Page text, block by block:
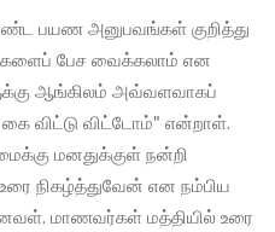
பயண அனுபவங்கள் குறித்து
பேச வைக்கலாம் என
ஆங்கிலம் அவ்வளவாகப்
கை விட்டு விட்டோம்" என்றாள்.
மனதுக்குள் நன்றி
நிகழ்த்துவேன் என நம்பிய
மாணவர்கள் மத்தியில் உரை